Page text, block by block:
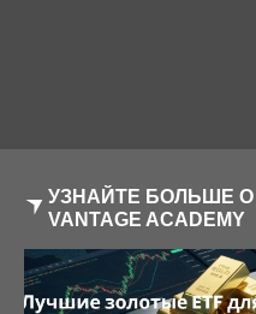
УЗНАЙТЕ БОЛЬШЕ
VANTAGE ACADEMY